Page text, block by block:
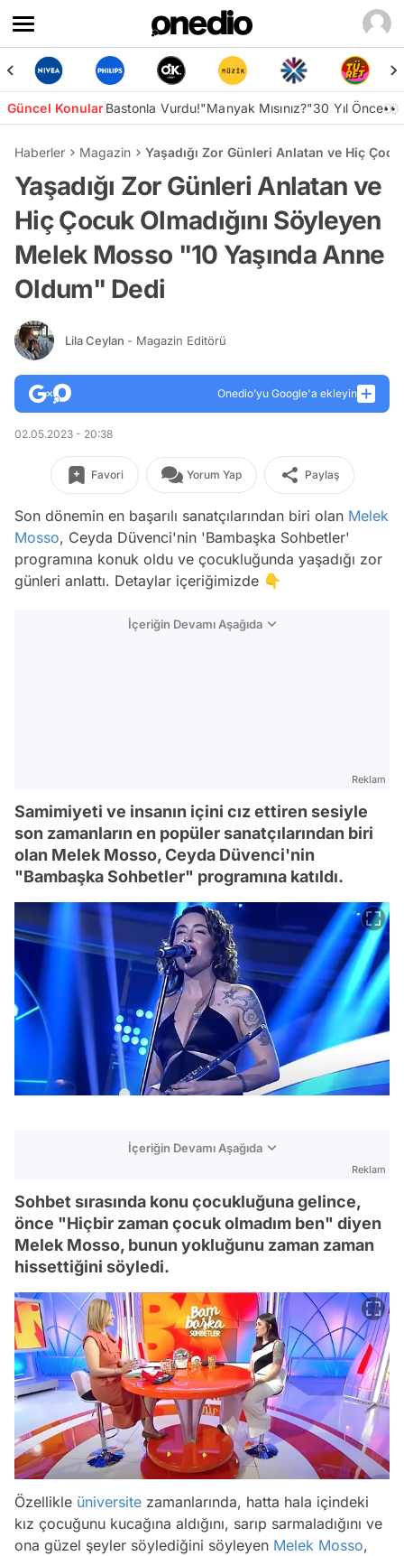
Güncel KonularBastonla Vurdu!"Manyak Mısınız?"30 Yıl Önce👀
Haberler Magazin Yaşadığı Zor Günleri Anlatan ve Hiç
Yaşadığı Zor Günleri Anlatan ve
Hiç Çocuk Olmadığını Söyleyen
Melek Mosso "10 Yaşında Anne
Oldum" Dedi
Lila Ceylan - Magazin Editörü
Onedio’yu Google'a ekleyin
02.05.2023 - 20:38
Favori Yorum Yap Paylaş
Son dönemin en başarılı sanatçılarından biri olan Melek
Mosso, Ceyda Düvenci'nin 'Bambaşka Sohbetler'
programına konuk oldu ve çocukluğunda yaşadığı zor
günleri anlattı. Detaylar içeriğimizde 👇
İçeriğin Devamı Aşağıda
Reklam
Samimiyeti ve insanın içini cız ettiren sesiyle
son zamanların en popüler sanatçılarından biri
olan Melek Mosso, Ceyda Düvenci'nin
"Bambaşka Sohbetler" programına katıldı.
İçeriğin Devamı Aşağıda
Reklam
Sohbet sırasında konu çocukluğuna gelince,
önce "Hiçbir zaman çocuk olmadım ben" diyen
Melek Mosso, bunun yokluğunu zaman zaman
hissettiğini söyledi.
Özellikle üniversite zamanlarında, hatta hala içindeki
kız çocuğunu kucağına aldığını, sarıp sarmaladığını ve
ona güzel şeyler söylediğini söyleyen Melek Mosso,